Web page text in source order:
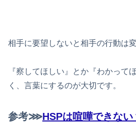
相手に要望しないと相手の行動は
『察してほしい』とか『わかって
く、言葉にするのが大切です。
参考⋙HSPは喧嘩できな